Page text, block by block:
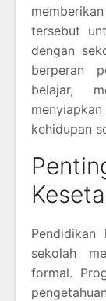
tersebut
dengan
berperan
belajar,
kehidupan
Pendidikan
sekolah
formal.